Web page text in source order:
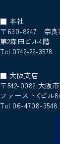
■ 本社
〒630-8247 奈良
第2森田ビル4階
Tel 0742-22-3578
■ 大阪支店
〒542-0082 大阪
ファーストKビル
Tel 06-4708-3548